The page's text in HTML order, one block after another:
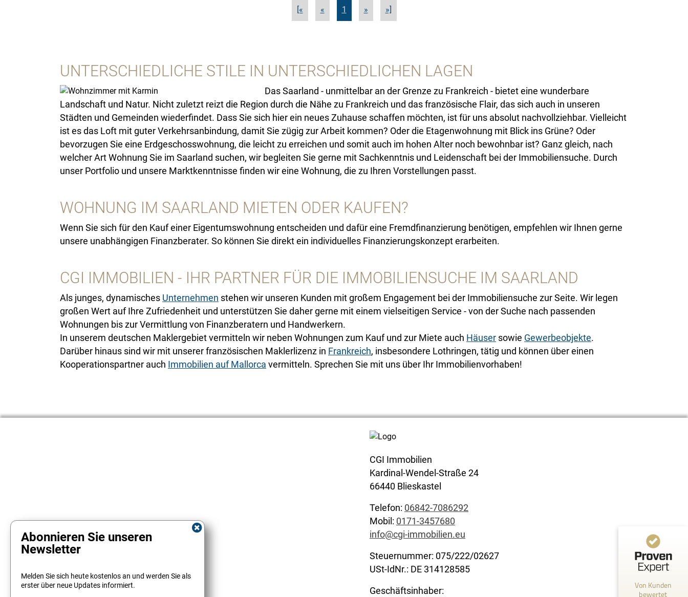
[« « 1 » »]
UNTERSCHIEDLICHE STILE IN UNTERSCHIEDLICHEN LAGEN
Das Saarland - unmittelbar an der Grenze zu Frankreich - bietet eine wunderbare
Landschaft und Natur. Nicht zuletzt reizt die Region durch die Nähe zu Frankreich und das französische Flair, das sich auch in unseren
Städten und Gemeinden wiederfindet. Dass Sie sich hier ein neues Zuhause schaffen möchten, ist für uns absolut nachvollziehbar. Vielleicht
ist es das Loft mit guter Verkehrsanbindung, damit Sie zügig zur Arbeit kommen? Oder die Etagenwohnung mit Blick ins Grüne? Oder
bevorzugen Sie eine Erdgeschosswohnung, die leicht zu erreichen und somit auch im hohen Alter noch bewohnbar ist? Ganz gleich, nach
welcher Art Wohnung Sie im Saarland suchen, wir begleiten Sie gerne mit Sachkenntnis und Leidenschaft bei der Immobiliensuche. Durch
unser Portfolio und unsere Marktkenntnisse finden wir eine Wohnung, die zu Ihren Vorstellungen passt.
WOHNUNG IM SAARLAND MIETEN ODER KAUFEN?
Wenn Sie sich für den Kauf einer Eigentumswohnung entscheiden und dafür eine Fremdfinanzierung benötigen, empfehlen wir Ihnen gerne
unsere unabhängigen Finanzberater. So können Sie direkt ein individuelles Finanzierungskonzept erarbeiten.
CGI IMMOBILIEN - IHR PARTNER FÜR DIE IMMOBILIENSUCHE IM SAARLAND
Als junges, dynamisches Unternehmen stehen wir unseren Kunden mit großem Engagement bei der Immobiliensuche zur Seite. Wir legen
großen Wert auf Ihre Zufriedenheit und unterstützen Sie daher gerne mit einem vielseitigen Service - von der Suche nach passenden
Wohnungen bis zur Vermittlung von Finanzberatern und Handwerkern.
In unserem deutschen Maklergebiet vermitteln wir neben Wohnungen zum Kauf und zur Miete auch Häuser sowie Gewerbeobjekte.
Darüber hinaus sind wir mit unserer französischen Maklerlizenz in Frankreich, insbesondere Lothringen, tätig und können über einen
Kooperationspartner auch Immobilien auf Mallorca vermitteln. Sprechen Sie mit uns über Ihr Immobilienvorhaben!
CGI Immobilien
Kardinal-Wendel-Straße 24
66440 Blieskastel
Telefon: 06842-7086292
Mobil: 0171-3457680
info@cgi-immobilien.eu
Steuernummer: 075/222/02627
USt-IdNr.: DE 314128585
Geschäftsinhaber:
Abonnieren Sie unseren
Newsletter
Melden Sie sich heute kostenlos an und werden Sie als
erster über neue Updates informiert.
Von Kunden
bewertet
Erfahren Sie mehr über dieses Bewertungssiegel
Anonym
4.8